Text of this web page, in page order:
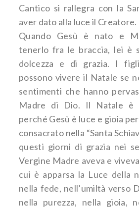
Cantico si rallegra con la
aver dato alla luce il Creatore.
Quando Gesù è nato e
tenerlo fra le braccia, lei è
dolcezza e di grazia. I
possono vivere il Natale se
sentimenti che hanno
Madre di Dio. Il Natale è
perché Gesù è luce e gioia
consacrato nella “Santa
questi giorni di grazia nei
Vergine Madre aveva e
cui è apparsa la Luce della
nella fede, nell’umiltà verso
nella purezza, nella gioia,